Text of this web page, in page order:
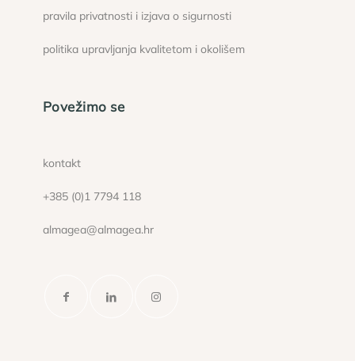
pravila privatnosti i izjava o sigurnosti
politika upravljanja kvalitetom i okolišem
Povežimo se
kontakt
+385 (0)1 7794 118
almagea@almagea.hr